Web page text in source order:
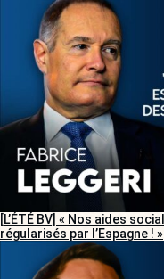
[L’ÉTÉ BV] « Nos aides
régularisés par l’Espagne ! »